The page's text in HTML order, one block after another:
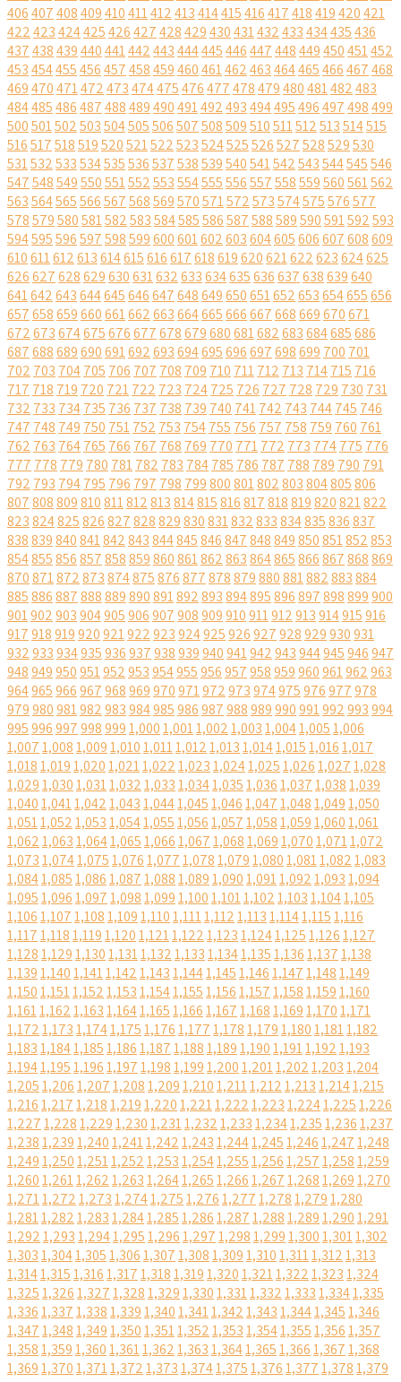
406407408409410411412413414415416417418419420421
422423424425426427428429430431432433434435436
437438439440441442443444445446447448449450451452
453454455456457458459460461462463464465466467468
469470471472473474475476477478479480481482483
484485486487488489490491492493494495496497498499
500501502503504505506507508509510511512513514515
516517518519520521522523524525526527528529530
531532533534535536537538539540541542543544545546
547548549550551552553554555556557558559560561562
563564565566567568569570571572573574575576577
578579580581582583584585586587588589590591592593
594595596597598599600601602603604605606607608609
610611612613614615616617618619620621622623624625
626627628629630631632633634635636637638639640
641642643644645646647648649650651652653654655656
657658659660661662663664665666667668669670671
672673674675676677678679680681682683684685686
687688689690691692693694695696697698699 700 701
702 703 704705 706 707 708 709 710 711712 713 714715 716
717 718 719 720 721722 723 724725 726 727 728 729 730 731
732 733 734735 736 737 738 739 740 741742 743 744745 746
747 748 749 750 751752 753 754755 756 757 758 759 760 761
762 763 764765 766 767 768 769 770 771772 773 774775 776
777 778 779 780 781782 783 784785 786 787 788 789 790 791
792 793 794795 796 797 798 799800801802803804805806
807808809810811812813814815816817818819820821822
823824825826827828829830831832833834835836837
838839840841842843844845846847848849850851852853
854855856857858859860861862863864865866867868869
870871872873874875876877878879880881882883884
885886887888889890891892893894895896897898899900
901902903904905906907908909910911912913914915916
917918919920921922923924925926927928929930931
932933934935936937938939940941942943944945946947
948949950951952953954955956957958959960961962963
964965966967968969970971972973974975976977978
979980981982983984985986987988989990991992993994
9959969979989991,0001,0011,0021,0031,0041,0051,006
1,0071,0081,0091,0101,0111,0121,0131,0141,0151,0161,017
1,0181,0191,0201,0211,0221,0231,0241,0251,0261,0271,028
1,0291,0301,0311,0321,0331,0341,0351,0361,0371,0381,039
1,0401,0411,0421,0431,0441,0451,0461,0471,0481,0491,050
1,0511,0521,0531,0541,0551,0561,0571,0581,0591,0601,061
1,0621,0631,0641,0651,0661,0671,0681,0691,0701,0711,072
1,0731,0741,0751,0761,0771,0781,0791,0801,0811,0821,083
1,0841,0851,0861,0871,0881,0891,0901,0911,0921,0931,094
1,0951,0961,0971,0981,0991,1001,1011,1021,1031,1041,105
1,1061,1071,1081,1091,1101,1111,1121,1131,1141,1151,116
1,1171,1181,1191,1201,1211,1221,1231,1241,1251,1261,127
1,1281,1291,1301,1311,1321,1331,1341,1351,1361,1371,138
1,1391,1401,1411,1421,1431,1441,1451,1461,1471,1481,149
1,1501,1511,1521,1531,1541,1551,1561,1571,1581,1591,160
1,1611,1621,1631,1641,1651,1661,1671,1681,1691,1701,171
1,1721,1731,1741,1751,1761,1771,1781,1791,1801,1811,182
1,1831,1841,1851,1861,1871,1881,1891,1901,1911,1921,193
1,1941,1951,1961,1971,1981,1991,2001,2011,2021,2031,204
1,2051,2061,2071,2081,2091,2101,2111,2121,2131,2141,215
1,2161,2171,2181,2191,2201,2211,2221,2231,2241,2251,226
1,2271,2281,2291,2301,2311,2321,2331,2341,2351,2361,237
1,2381,2391,2401,2411,2421,2431,2441,2451,2461,2471,248
1,2491,2501,2511,2521,2531,2541,2551,2561,2571,2581,259
1,2601,2611,2621,2631,2641,2651,2661,2671,2681,2691,270
1,2711,2721,2731,2741,2751,2761,2771,2781,2791,280
1,2811,2821,2831,2841,2851,2861,2871,2881,2891,2901,291
1,2921,2931,2941,2951,2961,2971,2981,2991,3001,3011,302
1,3031,3041,3051,3061,3071,3081,3091,3101,3111,3121,313
1,3141,3151,3161,3171,3181,3191,3201,3211,3221,3231,324
1,3251,3261,3271,3281,3291,3301,3311,3321,3331,3341,335
1,3361,3371,3381,3391,3401,3411,3421,3431,3441,3451,346
1,3471,3481,3491,3501,3511,3521,3531,3541,3551,3561,357
1,3581,3591,3601,3611,3621,3631,3641,3651,3661,3671,368
1,3691,3701,3711,3721,3731,3741,3751,3761,3771,3781,379